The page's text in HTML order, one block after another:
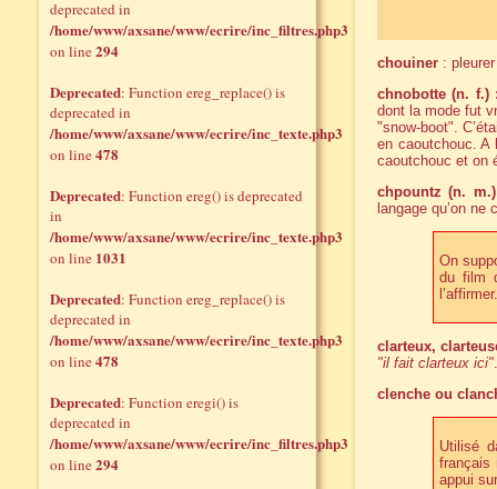
chouiner : pleurer
chnobotte (n. f.)
dont la mode fut
"snow-boot".
en caoutchouc. A
caoutchouc et on
chpountz (n. m.)
langage qu’on
On
du film
l’affirmer.
clarteux,
"il fait clarteux ici".
clenche ou
Utilisé
français
appui
deprecated in
/home/www/axsane/www/ecrire/inc_filtres.php3
on line294
Deprecated: Function ereg_replace() is
deprecated in
/home/www/axsane/www/ecrire/inc_texte.php3
on line478
Deprecated: Function ereg() is deprecated
in
/home/www/axsane/www/ecrire/inc_texte.php3
on line 1031
Deprecated: Function ereg_replace() is
deprecated in
/home/www/axsane/www/ecrire/inc_texte.php3
on line478
Deprecated: Function eregi() is
deprecated in
/home/www/axsane/www/ecrire/inc_filtres.php3
on line294